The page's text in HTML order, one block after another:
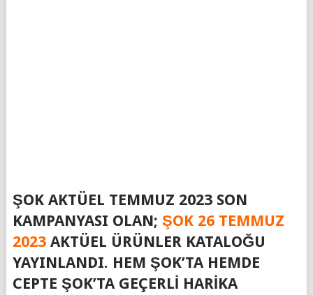
ŞOK AKTÜEL TEMMUZ 2023 SON
KAMPANYASI OLAN; ŞOK 26 TEMMUZ
2023AKTÜEL ÜRÜNLER KATALOĞU
YAYINLANDI. HEM ŞOK’TA HEMDE
CEPTE ŞOK’TA GEÇERLI HARIKA